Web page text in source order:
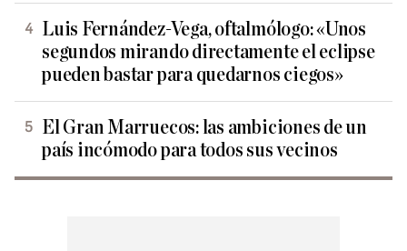
Luis Fernández-Vega, oftalmólogo: «Unos
segundos mirando directamente el eclipse
pueden bastar para quedarnos ciegos»
El Gran Marruecos: las ambiciones de un
país incómodo para todos sus vecinos